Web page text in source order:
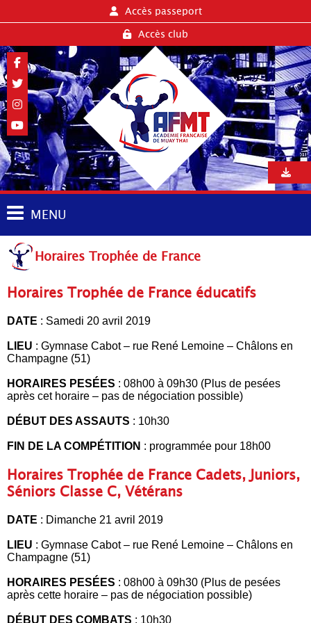
Accès passeport
Accès club
MENU
Horaires Trophée de France
Horaires Trophée de France éducatifs
DATE : Samedi 20 avril 2019
LIEU : Gymnase Cabot – rue René Lemoine – Châlons en
Champagne (51)
HORAIRES PESÉES : 08h00 à 09h30 (Plus de pesées
après cet horaire – pas de négociation possible)
DÉBUT DES ASSAUTS : 10h30
FIN DE LA COMPÉTITION : programmée pour 18h00
Horaires Trophée de France Cadets, Juniors,
Séniors Classe C, Vétérans
DATE : Dimanche 21 avril 2019
LIEU : Gymnase Cabot – rue René Lemoine – Châlons en
Champagne (51)
HORAIRES PESÉES : 08h00 à 09h30 (Plus de pesées
après cette horaire – pas de négociation possible)
DÉBUT DES COMBATS : 10h30